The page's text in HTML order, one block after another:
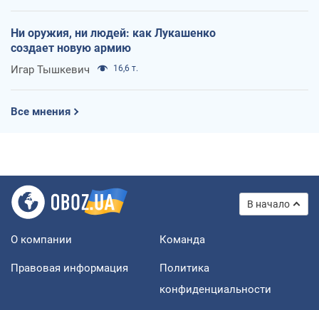
Ни оружия, ни людей: как Лукашенко
создает новую армию
Игар Тышкевич 16,6 т.
Все мнения
В начало
О компании Команда
Правовая информация
Политика
конфиденциальности